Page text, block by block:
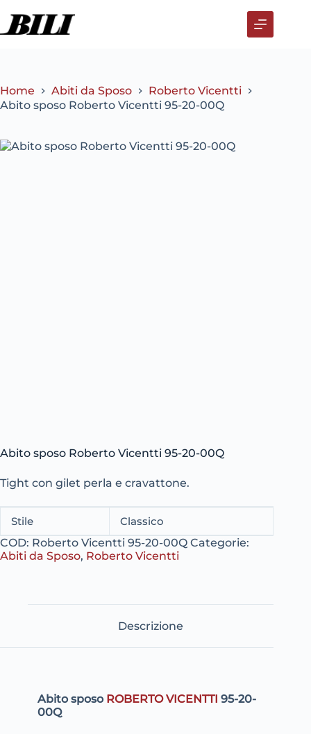
contenuto
Home Abiti da Sposo
Roberto Vicentti
Abito sposo Roberto Vicentti 95-20-00Q
Abito sposo Roberto Vicentti 95-20-00Q
Tight con gilet perla e cravattone.
Stile
Classico
COD: Roberto Vicentti 95-20-00Q Categorie:
Abiti da Sposo, Roberto Vicentti
Descrizione
Abito sposo ROBERTO VICENTTI 95-20-
00Q